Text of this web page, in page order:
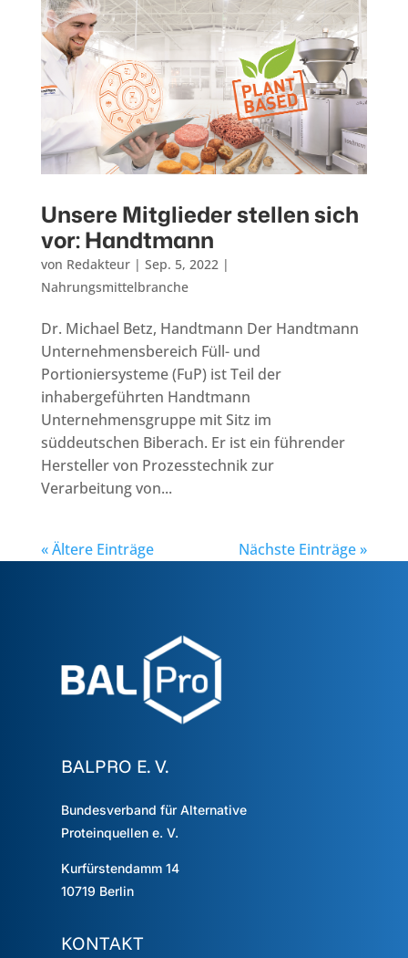
Unsere Mitglieder stellen sich
vor: Handtmann
von Redakteur| Sep. 5, 2022 |
Nahrungsmittelbranche
Dr. Michael Betz, Handtmann Der Handtmann
Unternehmensbereich Füll- und
Portioniersysteme (FuP) ist Teil der
inhabergeführten Handtmann
Unternehmensgruppe mit Sitz im
süddeutschen Biberach. Er ist ein führender
Hersteller von Prozesstechnik zur
Verarbeitung von...
« Ältere Einträge Nächste Einträge »
BALPRO E. V.
Bundesverband für Alternative
Proteinquellen e. V.
Kurfürstendamm 14
10719 Berlin
KONTAKT